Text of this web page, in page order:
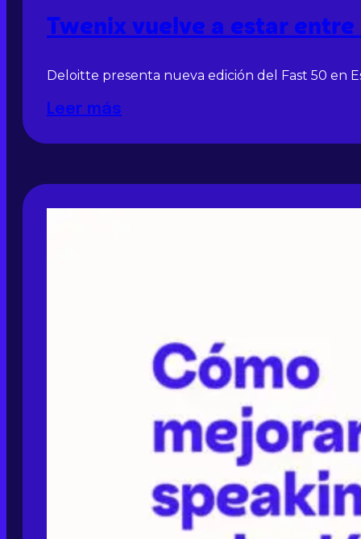
Twenix vuelve a estar
Deloitte presenta nueva edición del Fast 50 en
Leer más